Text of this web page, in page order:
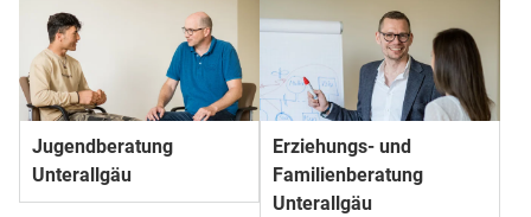
Jugendberatung
Unterallgäu
Erziehungs- und
Familienberatung
Unterallgäu